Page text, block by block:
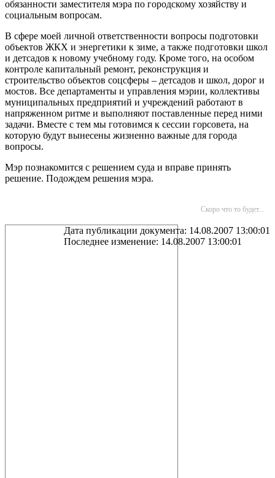
обязанности заместителя мэра по городскому хозяйству и
социальным вопросам.
В сфере моей личной ответственности вопросы подготовки
объектов ЖКХ и энергетики к зиме, а также подготовки школ
и детсадов к новому учебному году. Кроме того, на особом
контроле капитальный ремонт, реконструкция и
строительство объектов соцсферы – детсадов и школ, дорог и
мостов. Все департаменты и управления мэрии, коллективы
муниципальных предприятий и учреждений работают в
напряженном ритме и выполняют поставленные перед ними
задачи. Вместе с тем мы готовимся к сессии горсовета, на
которую будут вынесены жизненно важные для города
вопросы.
Мэр познакомится с решением суда и вправе принять
решение. Подождем решения мэра.
Скоро что то будет...
Дата публикации документа: 14.08.2007 13:00:01
Последнее изменение: 14.08.2007 13:00:01